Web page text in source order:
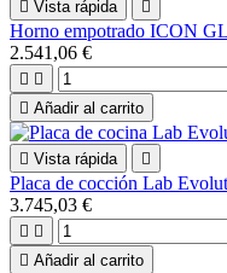
 Vista rápida 
Horno empotrado ICON
2.541,06 €
 
 Añadir al carrito
 Vista rápida 
Placa de cocción Lab
3.745,03 €
 
 Añadir al carrito